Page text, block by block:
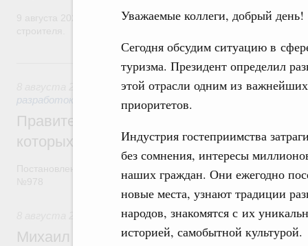
Уважаемые коллеги, добрый день!
Сегодня обсудим ситуацию в
туризма. Президент определил
этой отрасли одним из важнейших
приоритетов.
Индустрия гостеприимства
без сомнения, интересы
наших граждан. Они ежегодно
новые места, узнают традиции
народов, знакомятся с их
историей, самобытной культурой.
9 августа 2026 года отмечается профессиональный праздник
Вчера
Государственная политика в сфере
разработок
Правительство расширило перечень
которых освобождаются от НДФЛ
Отрасль информационных технологий
Михаил Мишустин дал поручения по